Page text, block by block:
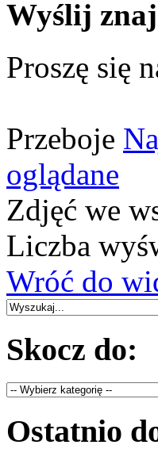
Wyślij
Proszę się
Przeboje
oglądane
Zdjęć we
Liczba
Wróć do
Skocz do:
Ostatnio